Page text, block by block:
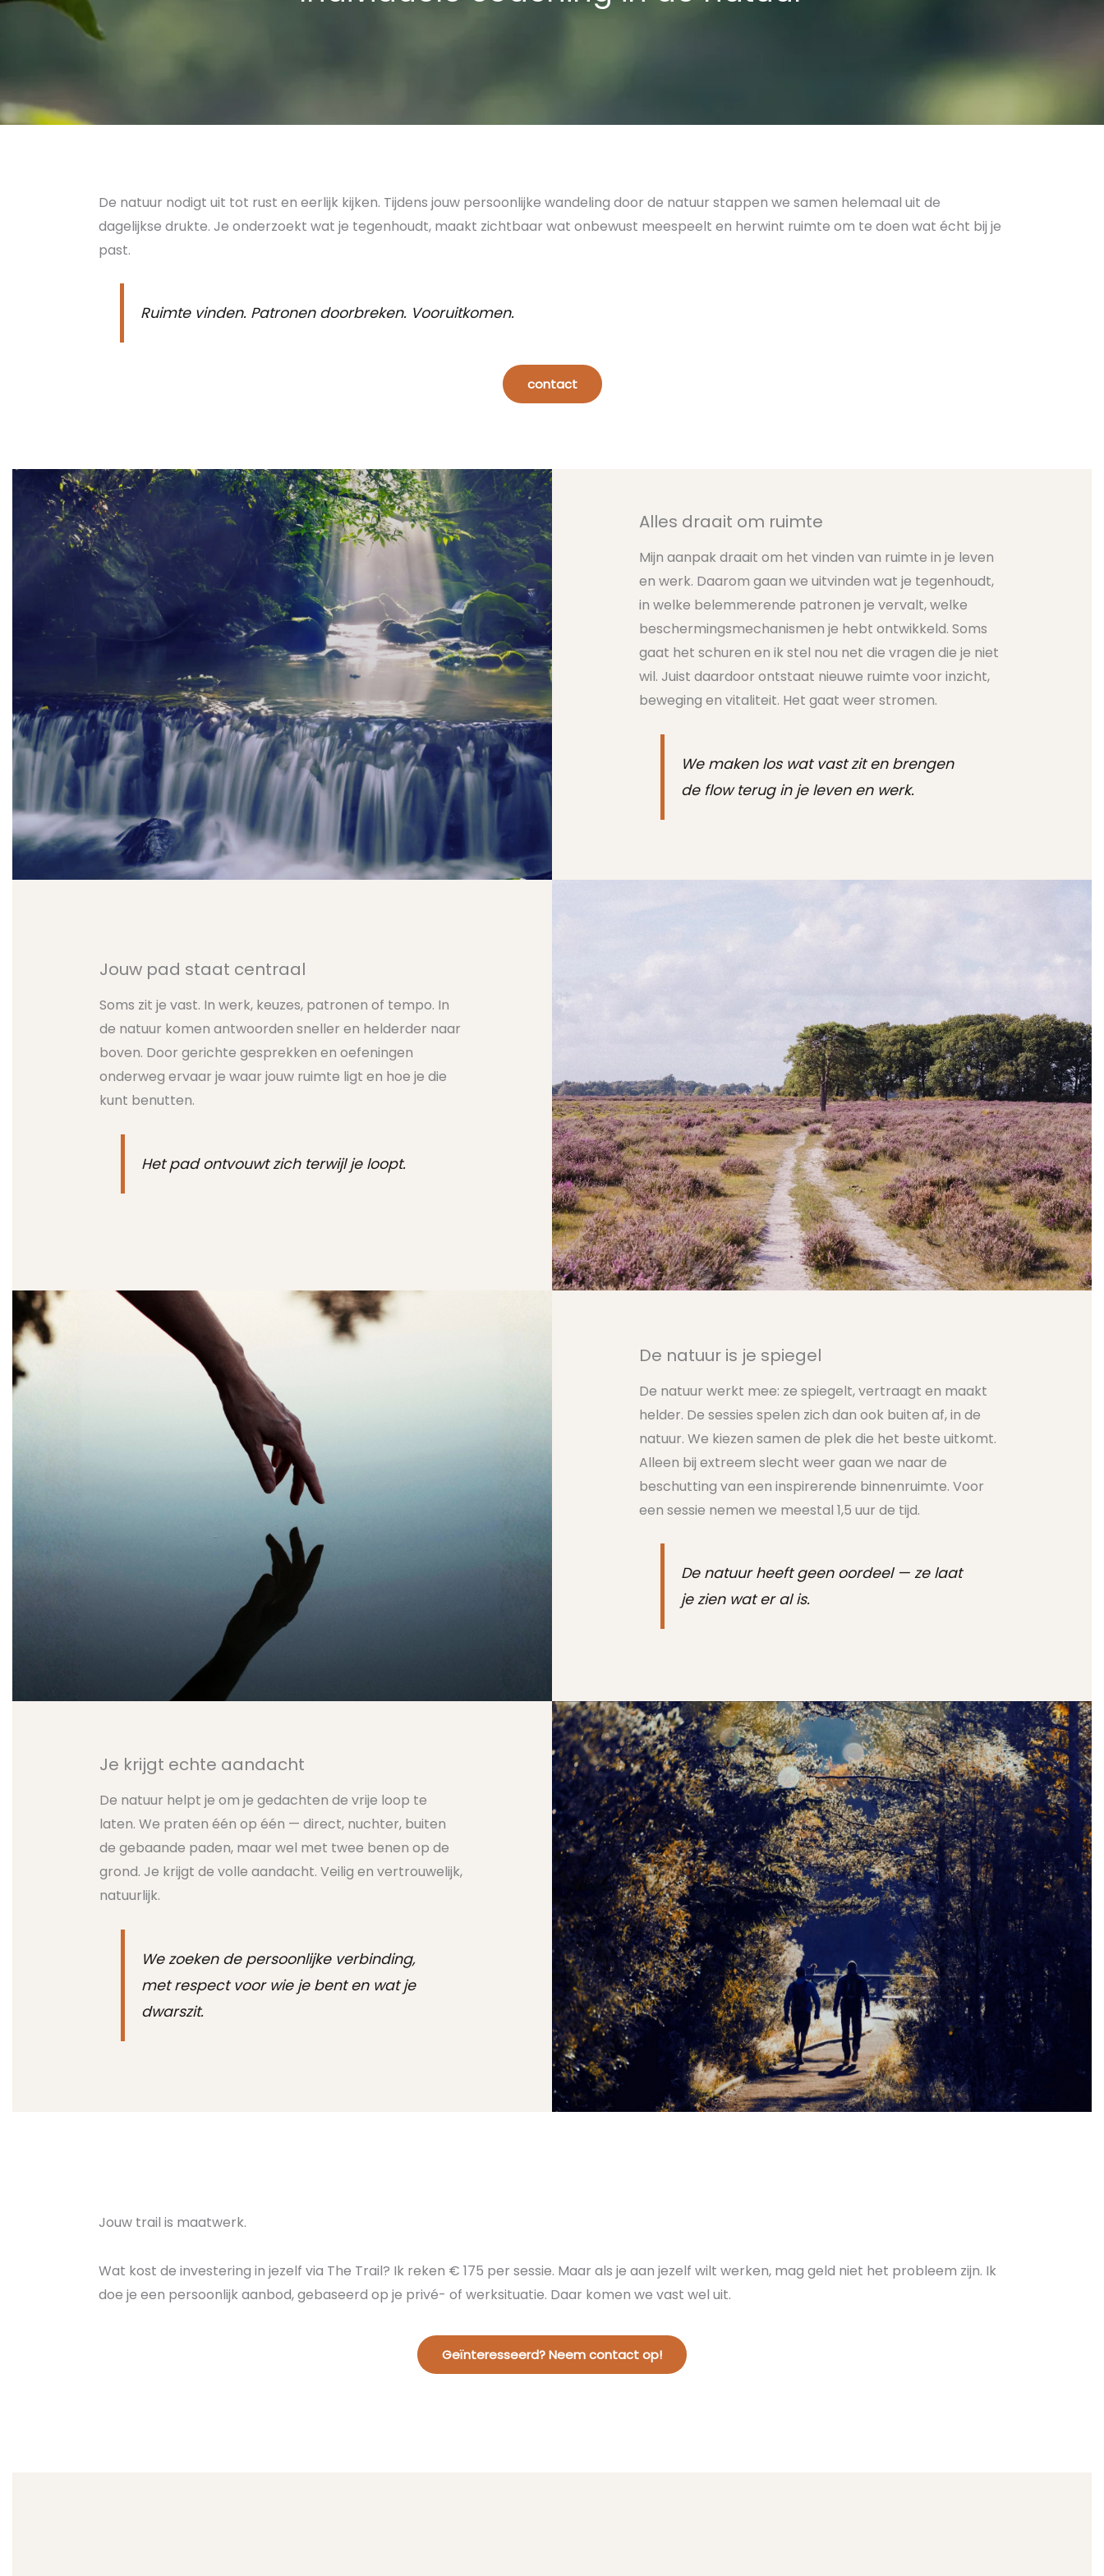
De natuur nodigt uit tot rust en eerlijk kijken. Tijdens jouw persoonlijke wandeling door de natuur stappen we samen helemaal uit de
dagelijkse drukte. Je onderzoekt wat je tegenhoudt, maakt zichtbaar wat onbewust meespeelt en herwint ruimte om te doen wat écht bij je
past.
Ruimte vinden. Patronen doorbreken. Vooruitkomen.
contact
Alles draait om ruimte
Mijn aanpak draait om het vinden van ruimte in je leven
en werk. Daarom gaan we uitvinden wat je tegenhoudt,
in welke belemmerende patronen je vervalt, welke
beschermingsmechanismen je hebt ontwikkeld. Soms
gaat het schuren en ik stel nou net die vragen die je niet
wil. Juist daardoor ontstaat nieuwe ruimte voor inzicht,
beweging en vitaliteit. Het gaat weer stromen.
We maken los wat vast zit en brengen
de flowterug in je leven en werk.
Jouw pad staat centraal
Soms zit je vast. In werk, keuzes, patronen of tempo. In
de natuur komen antwoorden sneller en helderder naar
boven. Door gerichte gesprekken en oefeningen
onderweg ervaar je waar jouw ruimte ligt en hoe je die
kunt benutten.
Het pad ontvouwt zich terwijl je loopt.
De natuur is je spiegel
De natuur werkt mee: ze spiegelt, vertraagt en maakt
helder. De sessies spelen zich dan ook buiten af, in de
natuur. We kiezen samen de plek die het beste uitkomt.
Alleen bij extreem slecht weer gaan we naar de
beschutting van een inspirerende binnenruimte. Voor
een sessie nemen we meestal 1,5 uur de tijd.
De natuur heeft geen oordeel — ze laat
je zien wat er al is.
Je krijgt echte aandacht
De natuur helpt je om je gedachten de vrije loop te
laten. We praten één op één — direct, nuchter, buiten
de gebaande paden, maar wel met twee benen op de
grond. Je krijgt de volle aandacht. Veilig en vertrouwelijk,
natuurlijk.
We zoeken de persoonlijke verbinding,
met respect voor wie je bent en wat je
dwarszit.
Jouw trail is maatwerk.
Wat kost de investering in jezelf via The Trail? Ik reken € 175 per sessie. Maar als je aan jezelf wilt werken, mag geld niet het probleem zijn. Ik
doe je een persoonlijk aanbod, gebaseerd op je privé- of werksituatie. Daar komen we vast wel uit.
Geïnteresseerd? Neem contact op!